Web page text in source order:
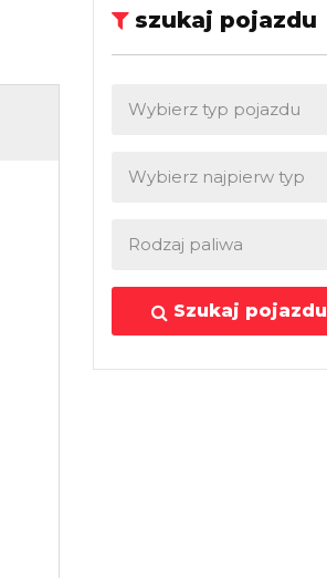
szukaj pojazdu
Szukaj pojazdu